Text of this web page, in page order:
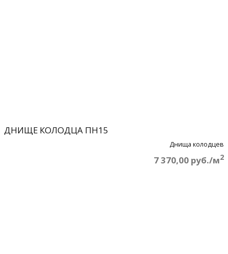
ДНИЩЕ КОЛОДЦА ПН15
Днища колодцев
7 370,00 руб./м2